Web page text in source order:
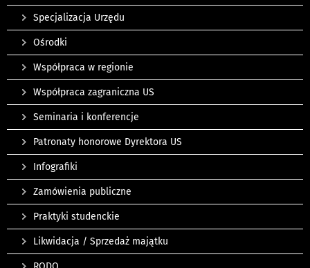
Specjalizacja Urzędu
Ośrodki
Współpraca w regionie
Współpraca zagraniczna US
Seminaria i konferencje
Patronaty honorowe Dyrektora US
Infografiki
Zamówienia publiczne
Praktyki studenckie
Likwidacja / Sprzedaż majątku